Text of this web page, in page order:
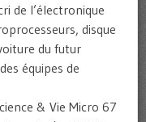
de l’électronique
disque
du futur
équipes de
& Vie Micro 67